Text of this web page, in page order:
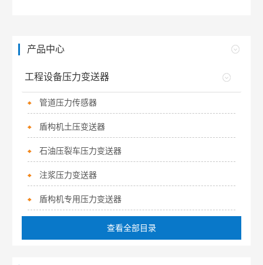
产品中心
工程设备压力变送器
管道压力传感器
盾构机土压变送器
石油压裂车压力变送器
注浆压力变送器
盾构机专用压力变送器
查看全部目录